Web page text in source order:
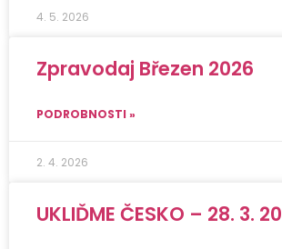
4. 5. 2026
Zpravodaj Březen 2026
PODROBNOSTI »
2. 4. 2026
UKLIĎME ČESKO – 28. 3.